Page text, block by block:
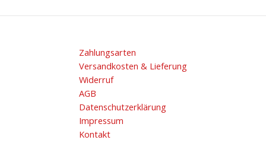
Zahlungsarten
Versandkosten & Lieferung
Widerruf
AGB
Datenschutzerklärung
Impressum
Kontakt